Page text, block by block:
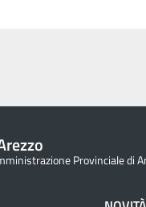
Provinciale di